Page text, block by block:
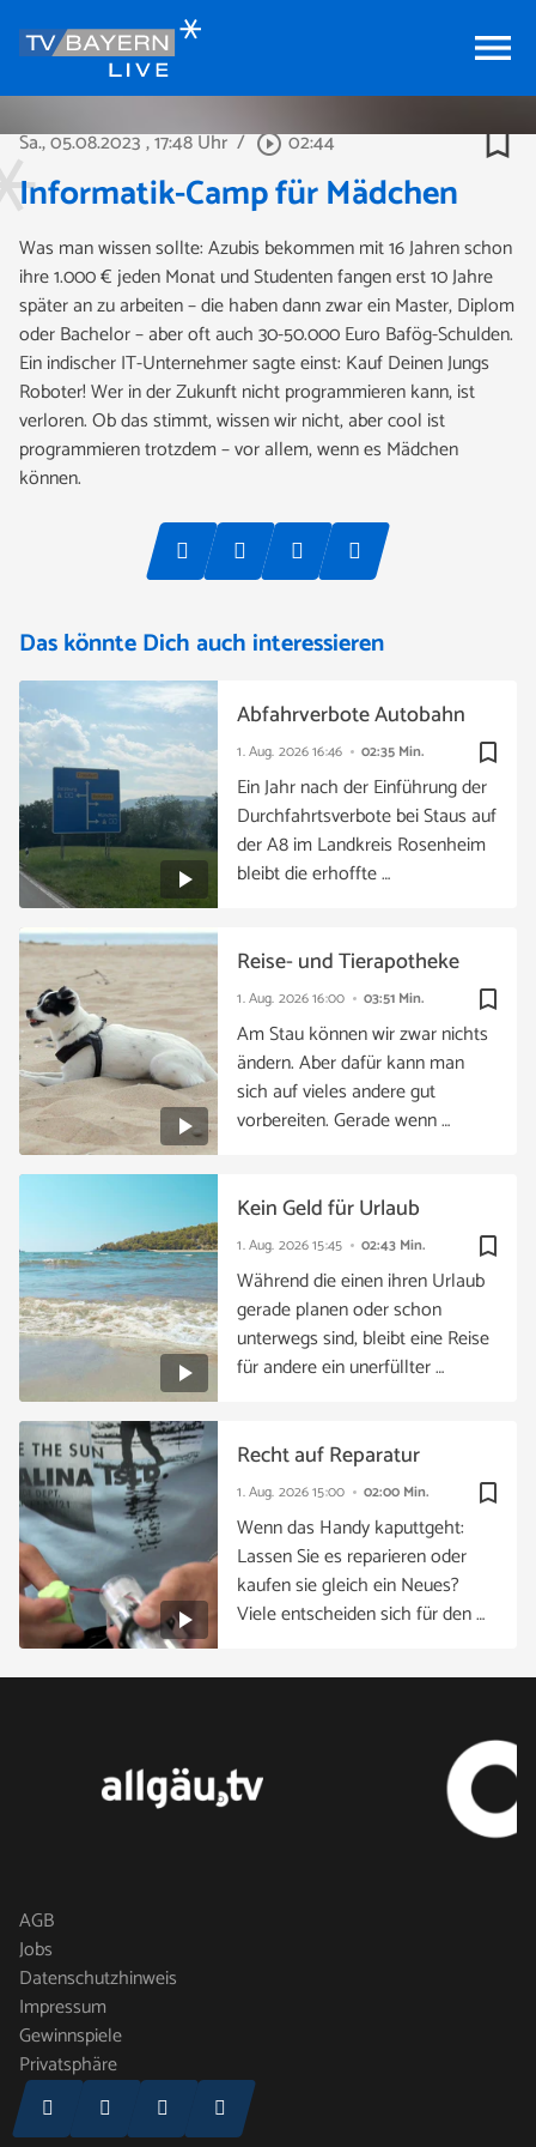
menu
Sa., 05.08.2023, 17:48 Uhr / play_circle_outline02:44 bookmark_border
Informatik-Camp für Mädchen
Was man wissen sollte: Azubis bekommen mit 16 Jahren schon
ihre 1.000 € jeden Monat und Studenten fangen erst 10 Jahre
später an zu arbeiten – die haben dann zwar ein Master, Diplom
oder Bachelor – aber oft auch 30-50.000 Euro Bafög-Schulden.
Ein indischer IT-Unternehmer sagte einst: Kauf Deinen Jungs
Roboter! Wer in der Zukunft nicht programmieren kann, ist
verloren. Ob das stimmt, wissen wir nicht, aber cool ist
programmieren trotzdem – vor allem, wenn es Mädchen
können.
Das könnte Dich auch interessieren
bookmark_border
1. Aug. 202616:46 02:35 Min.
Abfahrverbote Autobahn
Ein Jahr nach der Einführung der
Durchfahrtsverbote bei Staus auf
der A8 im Landkreis Rosenheim
bleibt die erhoffte …
bookmark_border
1. Aug. 202616:00 03:51 Min.
Reise- und Tierapotheke
Am Stau können wir zwar nichts
ändern. Aber dafür kann man
sich auf vieles andere gut
vorbereiten. Gerade wenn …
bookmark_border
1. Aug. 202615:45 02:43 Min.
Kein Geld für Urlaub
Während die einen ihren Urlaub
gerade planen oder schon
unterwegs sind, bleibt eine Reise
für andere ein unerfüllter …
bookmark_border
1. Aug. 202615:00 02:00 Min.
Recht auf Reparatur
Wenn das Handy kaputtgeht:
Lassen Sie es reparieren oder
kaufen sie gleich ein Neues?
Viele entscheiden sich für den …
AGB
Jobs
Datenschutzhinweis
Impressum
Gewinnspiele
Privatsphäre